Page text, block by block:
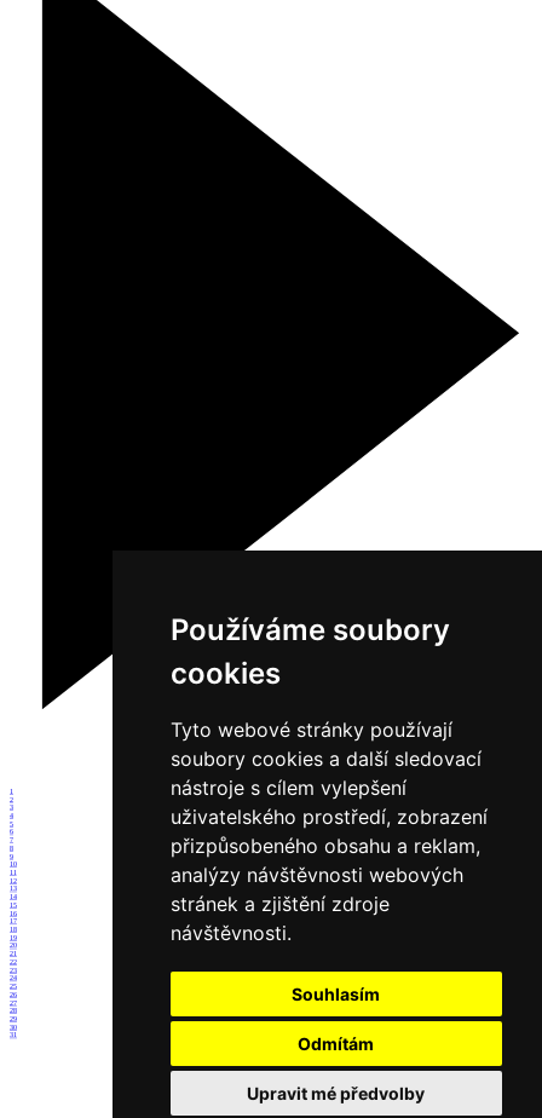
Používáme soubory
cookies
Tyto webové stránky používají
soubory cookies a další sledovací
nástroje s cílem vylepšení
uživatelského prostředí, zobrazení
přizpůsobeného obsahu a reklam,
analýzy návštěvnosti webových
stránek a zjištění zdroje
návštěvnosti.
Souhlasím
Odmítám
Upravit mé předvolby
1
2
3
4
5
6
7
8
9
10
11
12
13
14
15
16
17
18
19
20
21
22
23
24
25
26
27
28
29
30
31